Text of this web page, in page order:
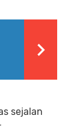
sejalan